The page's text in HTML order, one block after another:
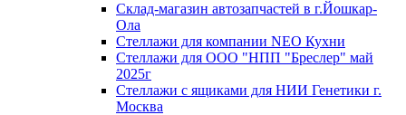
Склад-магазин автозапчастей в г.Йошкар-
Ола
Стеллажи для компании NEO Кухни
Стеллажи для ООО "НПП "Бреслер" май
2025г
Стеллажи с ящиками для НИИ Генетики г.
Москва